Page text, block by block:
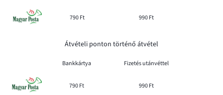
790 Ft 990 Ft
Átvételi ponton történő átvétel
Bankkártya Fizetés utánvéttel
790 Ft 990 Ft